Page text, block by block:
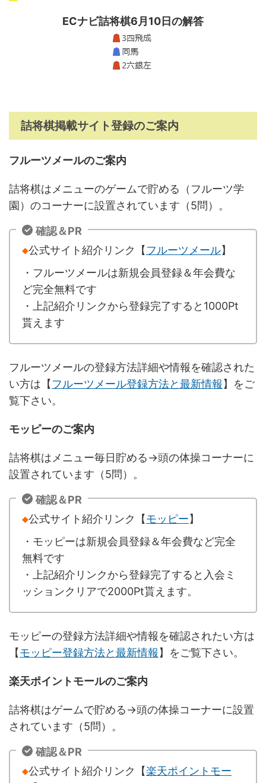
ECナビ詰将棋6月10日の解答
詰将棋掲載サイト登録のご案内
フルーツメールのご案内
詰将棋はメニューのゲームで貯める（フルーツ学
園）のコーナーに設置されています（5問）。
確認＆PR
◆公式サイト紹介リンク【フルーツメール】
・フルーツメールは新規会員登録＆年会費な
ど完全無料です
・上記紹介リンクから登録完了すると1000Pt
貰えます
フルーツメールの登録方法詳細や情報を確認された
い方は【フルーツメール登録方法と最新情報】をご
覧下さい。
モッピーのご案内
詰将棋はメニュー毎日貯める→頭の体操コーナーに
設置されています（5問）。
確認＆PR
◆公式サイト紹介リンク【モッピー】
・モッピーは新規会員登録＆年会費など完全
無料です
・上記紹介リンクから登録完了すると入会ミ
ッションクリアで2000Pt貰えます。
モッピーの登録方法詳細や情報を確認されたい方は
【モッピー登録方法と最新情報】をご覧下さい。
楽天ポイントモールのご案内
詰将棋はゲームで貯める→頭の体操コーナーに設置
されています（5問）。
確認＆PR
◆公式サイト紹介リンク【楽天ポイントモー